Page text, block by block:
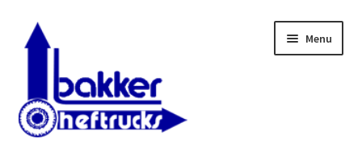
Ga
door
navigatie
Ga
naar
Menu